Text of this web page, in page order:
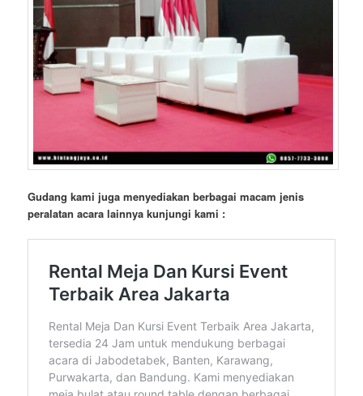
Gudang kami juga menyediakan berbagai macam jenis
peralatan acara lainnya kunjungi kami :